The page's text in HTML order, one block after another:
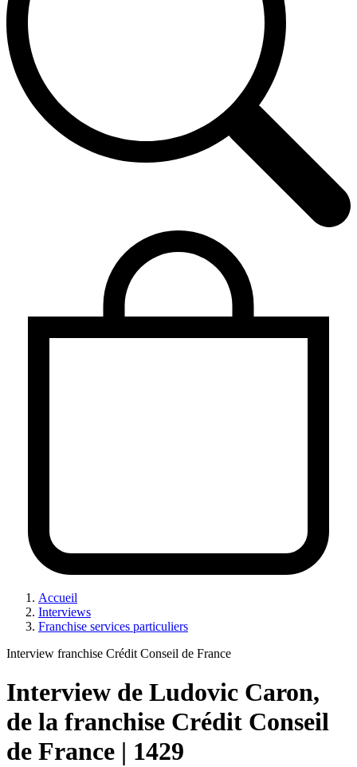
Accueil
Interviews
Franchise services particuliers
Interview franchise Crédit Conseil de France
Interview de Ludovic Caron,
de la franchise Crédit Conseil
de France | 1429